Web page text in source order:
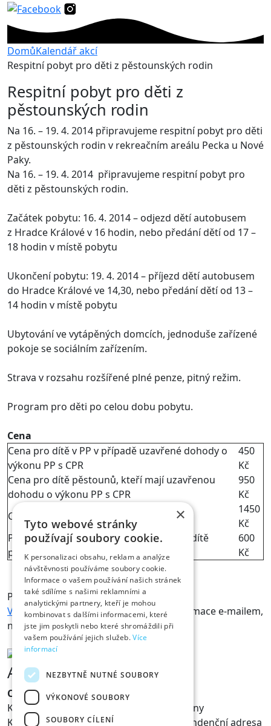
DomůKalendář akcí
Respitní pobyt pro děti z pěstounských rodin
Respitní pobyt pro děti z
pěstounských rodin
Na 16. – 19. 4. 2014 připravujeme respitní pobyt pro děti
z pěstounských rodin v rekreačním areálu Pecka u Nové
Paky.
Na 16. – 19. 4. 2014 připravujeme respitní pobyt pro
děti z pěstounských rodin.
Začátek pobytu: 16. 4. 2014 – odjezd dětí autobusem
z Hradce Králové v 16 hodin, nebo předání dětí od 17 –
18 hodin v místě pobytu
Ukončení pobytu: 19. 4. 2014 – příjezd dětí autobusem
do Hradce Králové ve 14,30, nebo předání dětí od 13 –
14 hodin v místě pobytu
Ubytování ve vytápěných domcích, jednoduše zařízené
pokoje se sociálním zařízením.
Strava v rozsahu rozšířené plné penze, pitný režim.
Program pro děti po celou dobu pobytu.
Cena
Cena pro dítě v PP v případě uzavřené dohody o
výkonu PP s CPR
450
Kč
Cena pro dítě pěstounů, kteří mají uzavřenou
dohodu o výkonu PP s CPR
950
Kč
Cena pro ostatní děti
1450
Kč
Příplatek za osobní asistenta, pokud ho dítě
potřebuje
600
Kč
Přihlášky posílejte obratem na
Vlasta@pestounskerodiny.cz, bližší informace e-mailem,
nebo na telefonu 604 368 072.
Adresa
Centrum pěstounských rodin z.s.
Komunitní centrum pro pěstounské rodiny
Kancelář občanského sdružení, korespondenční adresa
×
Tyto webové stránky
používají soubory cookie.
K personalizaci obsahu, reklam a analýze
návštěvnosti používáme soubory cookie.
Informace o vašem používání našich stránek
také sdílíme s našimi reklamními a
analytickými partnery, kteří je mohou
kombinovat s dalšími informacemi, které
jste jim poskytli nebo které shromáždili při
vašem používání jejich služeb.Více
informací
NEZBYTNĚ NUTNÉ SOUBORY
VÝKONOVÉ SOUBORY
SOUBORY CÍLENÍ